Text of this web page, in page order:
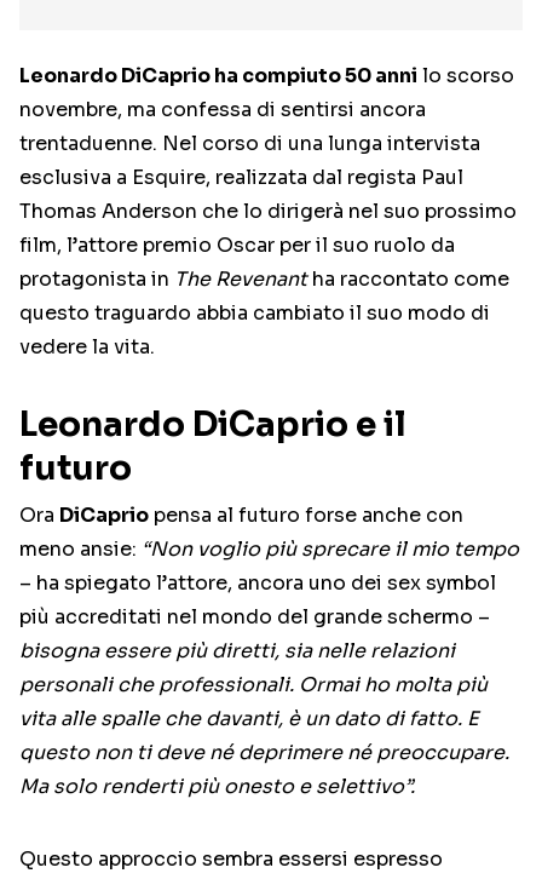
Leonardo DiCaprio ha compiuto 50 anni lo scorso
novembre, ma confessa di sentirsi ancora
trentaduenne. Nel corso di una lunga intervista
esclusiva a Esquire, realizzata dal regista Paul
Thomas Anderson che lo dirigerà nel suo prossimo
film, l’attore premio Oscar per il suo ruolo da
protagonista in The Revenantha raccontato come
questo traguardo abbia cambiato il suo modo di
vedere la vita.
Leonardo DiCaprio e il
futuro
Ora DiCaprio pensa al futuro forse anche con
meno ansie: “Non voglio più sprecare il mio tempo
– ha spiegato l’attore, ancora uno dei sex symbol
più accreditati nel mondo del grande schermo –
bisogna essere più diretti, sia nelle relazioni
personali che professionali. Ormai ho molta più
vita alle spalle che davanti, è un dato di fatto. E
questo non ti deve né deprimere né preoccupare.
Ma solo renderti più onesto e selettivo”.
Questo approccio sembra essersi espresso